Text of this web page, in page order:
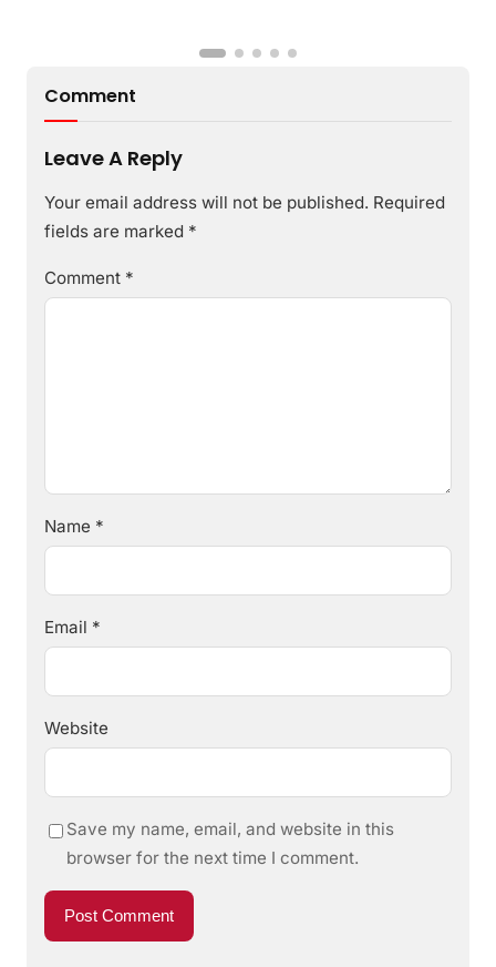
Comment
Leave A Reply
Your email address will not be published. Required
fields are marked *
Comment *
Name *
Email *
Website
Save my name, email, and website in this
browser for the next time I comment.